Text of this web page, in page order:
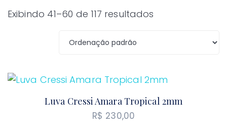
Exibindo 41–60 de 117 resultados
Luva Cressi Amara Tropical 2mm
R$ 230,00